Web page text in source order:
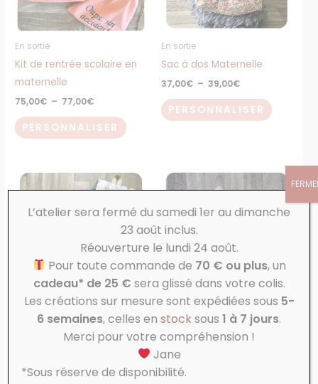
En sortie
Kit de rentrée scolaire en
maternelle
75,00€ – 77,00€
PERSONNALISER
options
peuvent
choisies
page
En sortie
Sac à dos Maternelle
37,00€ – 39,00€
PERSONNALISER
options
la
En sortie
Sac à dos Maternelle en
39,00€ –42,00€
Plage
de
39,00€
à
42,00€
Ce
produit
a
plusieurs
variations.
Les
options
peuvent
être
choisies
sur
la
En sortie
Sac à dos Maternelle uni
37,00
Plage
37,00€
à
PERSONNALISER
Ce
produit
a
Les
options
peuvent
être
L’atelier sera fermé du samedi 1er au dimanche
23 août inclus.
Réouverture le lundi 24 août.
Pour toute commande de 70 € ou plus, un
cadeau* de 25 € sera glissé dans votre colis.
Les créations sur mesure sont expédiées sous 5-
6 semaines, celles en stocksous 1 à 7 jours.
Merci pour votre compréhension !
Jane
*Sous réserve de disponibilité.